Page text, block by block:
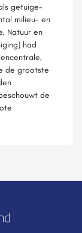
getuige-
milieu- en
Natuur en
had
de grootste
de